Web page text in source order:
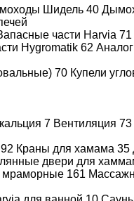
Шидель 40
части Harvia 71
Hygromatik 62
70 Купели
7 Вентиляция 73
92 Краны для хамама 35
двери для
мраморные 161
Spa Touch